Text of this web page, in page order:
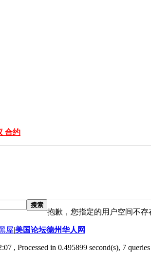
合约
搜索
抱歉，您指定的用户空间不存
屋|美国论坛德州华人网
, Processed in 0.495899 second(s), 7